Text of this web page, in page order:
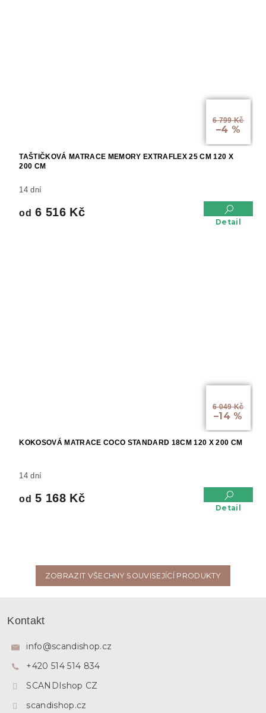
6 799 Kč
–4 %
TAŠTIČKOVÁ MATRACE MEMORY EXTRAFLEX 25 CM 120 X
200 CM
14 dní
od 6 516 Kč
Detail
6 049 Kč
–14 %
KOKOSOVÁ MATRACE COCO STANDARD 18CM 120 X 200 CM
14 dní
od 5 168 Kč
Detail
ZOBRAZIT VŠECHNY SOUVISEJÍCÍ PRODUKTY
Kontakt
info@scandishop.cz
+420 514 514 834
SCANDIshop CZ
scandishop.cz